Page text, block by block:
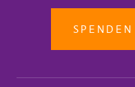
SPENDEN